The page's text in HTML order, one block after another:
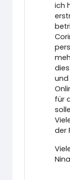
ich
und
für
der
Nina